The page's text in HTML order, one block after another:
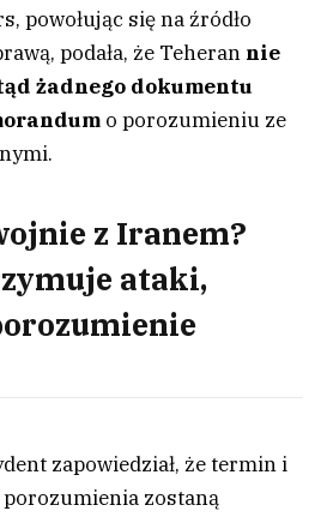
powołując się na źródło
podała, że Teheran nie
żadnego dokumentu
o porozumieniu ze
z Iranem?
ataki,
zapowiedział, że termin i
zostaną